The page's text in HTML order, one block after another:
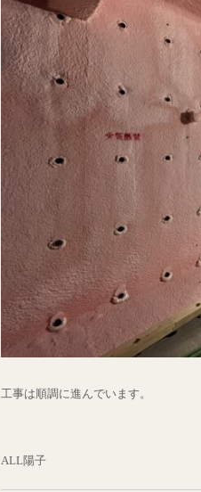
工事は順調に進んでいます。
ALL陽子